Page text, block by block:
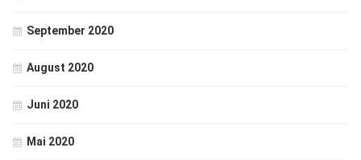
September 2020
August 2020
Juni 2020
Mai 2020